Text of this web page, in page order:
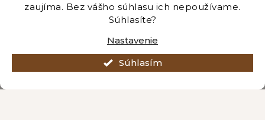
zaujíma. Bez vášho súhlasu ich nepoužívame.
Súhlasíte?
Nastavenie
Súhlasím
Odber newsletteru
Vložením e-mailu súhlasíte s podmienkamiochrany